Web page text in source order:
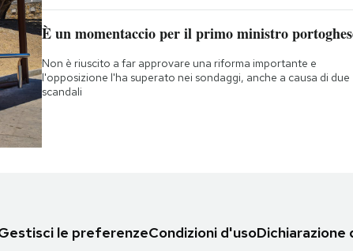
È un momentaccio per il primo ministro
Non è riuscito a far approvare una riforma importante e
l'opposizione l'ha superato nei sondaggi, anche a causa di due
scandali
le preferenzeCondizioni d'usoDichiarazione